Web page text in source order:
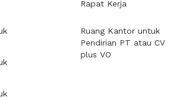
Rapat Kerja
Ruang Kantor untuk
Pendirian PT atau CV
plus VO